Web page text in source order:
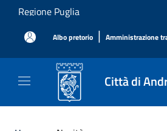
Salta al contenuto principale
Regione Puglia
Albo pretorio | Amministrazione
Città di